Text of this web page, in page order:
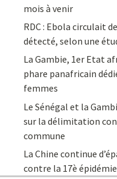
mois à venir
RDC : Ebola circulait
détecté, selon une
La Gambie, 1er Etat
phare panafricain
femmes
Le Sénégal et la
sur la délimitation
commune
La Chine continue
contre la 17è épidémie